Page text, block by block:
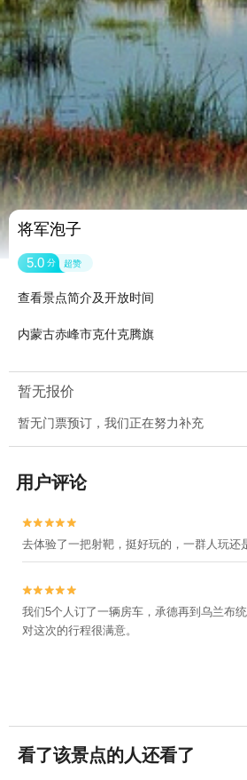
将军泡子
5.0 分 超赞
查看景点简介及开放时间
内蒙古赤峰市克什克腾旗
暂无报价
暂无门票预订，我们正在努力补充
用户评论


去体验了一把射靶，挺好玩的，一群人玩还


我们5个人订了一辆房车，承德再到乌兰布
对这次的行程很满意。
看了该景点的人还看了